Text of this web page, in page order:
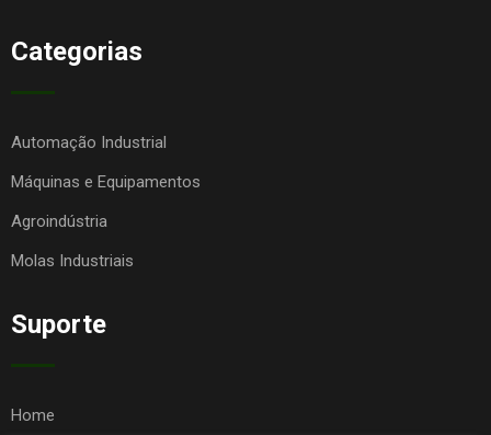
Categorias
Automação Industrial
Máquinas e Equipamentos
Agroindústria
Molas Industriais
Suporte
Home